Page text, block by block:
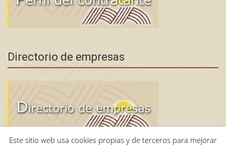
Directorio de empresas
Este sitio web usa cookies propias y de terceros para mejorar